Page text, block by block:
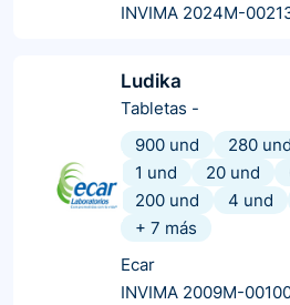
INVIMA 2024M-
Ludika
Tabletas -
900 und
280 und
1 und
20 und
200 und
4 und
+ 7 más
Ecar
INVIMA 2009M-